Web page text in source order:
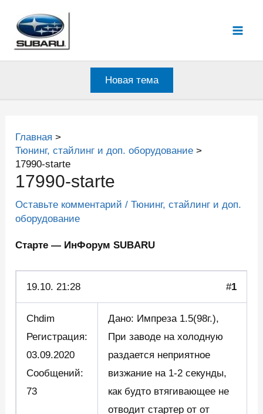
содержимому
Новая тема
Главная
Тюнинг, стайлинг и доп. оборудование
17990-starte
17990-starte
Оставьте комментарий /Тюнинг, стайлинг и доп.
оборудование
Старте — ИнФорум SUBARU
19.10. 21:28 #1
Chdim
Регистрация:
03.09.2020
Сообщений:
73
Дано: Импреза 1.5(98г.),
При заводе на холодную
раздается неприятное
визжание на 1-2 секунды,
как будто втягивающее не
отводит стартер от от